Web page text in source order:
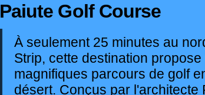
Paiute Golf Course
À seulement 25 minutes au
Strip, cette destination propose
magnifiques parcours de golf
désert. Conçus par l'architecte